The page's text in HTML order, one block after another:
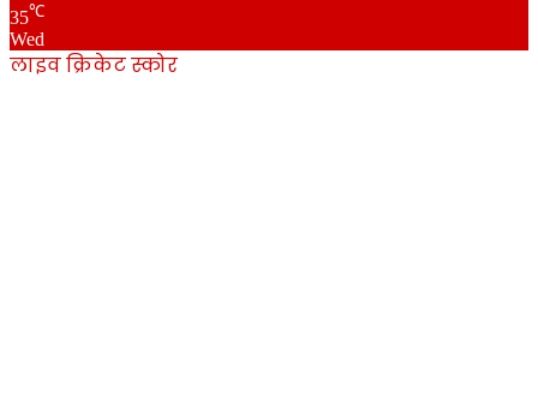
35℃
Wed
लाइव क्रिकेट स्कोर